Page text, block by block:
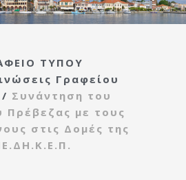
ΤΥΠΟΥ
Γραφείου
/ Συνάντηση του
Πρέβεζας με τους
στις Δομές της